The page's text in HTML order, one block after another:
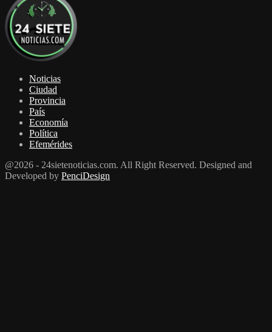
Noticias
Ciudad
Provincia
País
Economía
Política
Efemérides
@2026 - 24sietenoticias.com. All Right Reserved. Designed and
Developed by PenciDesign